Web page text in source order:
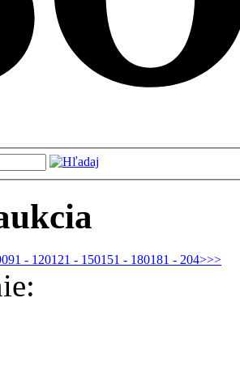
91 - 120121 - 150151 - 180181 - 204>>>